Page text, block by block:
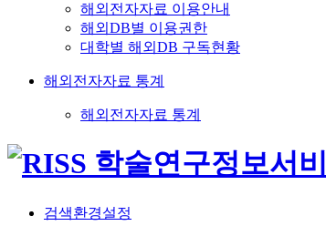
해외전자자료 이용안내
해외DB별 이용권한
대학별 해외DB 구독현황
해외전자자료 통계
해외전자자료 통계
검색환경설정